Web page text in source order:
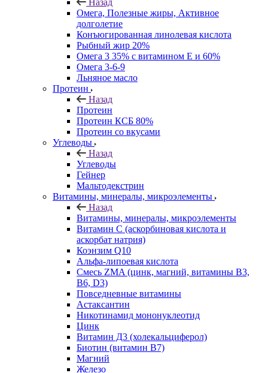
Назад
Омега, Полезные жиры, Активное
долголетие
Конъюгированная линолевая кислота
Рыбный жир 20%
Омега 3 35% с витамином Е и 60%
Омега 3-6-9
Льняное масло
Протеин
Назад
Протеин
Протеин КСБ 80%
Протеин со вкусами
Углеводы
Назад
Углеводы
Гейнер
Мальтодекстрин
Витамины, минералы, микроэлементы
Назад
Витамины, минералы, микроэлементы
Витамин C (аскорбиновая кислота и
аскорбат натрия)
Коэнзим Q10
Альфа-липоевая кислота
Смесь ZMA (цинк, магний, витамины B3,
B6, D3)
Повседневные витамины
Астаксантин
Никотинамид мононуклеотид
Цинк
Витамин Д3 (холекальциферол)
Биотин (витамин B7)
Магний
Железо